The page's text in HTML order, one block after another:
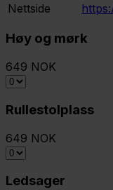
Nettside
Høy og mørk
649 NOK
Rullestolplass
649 NOK
Ledsager